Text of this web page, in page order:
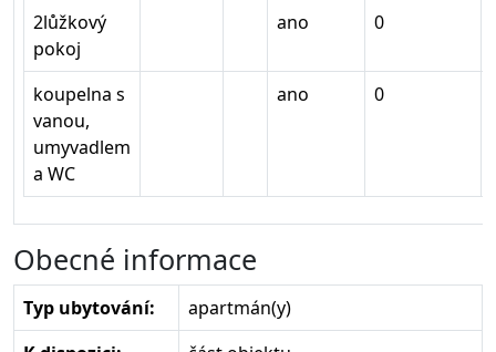
2lůžkový
pokoj
ano 0
koupelna s
vanou,
umyvadlem
a WC
ano 0
Obecné informace
Typ ubytování:
apartmán(y)